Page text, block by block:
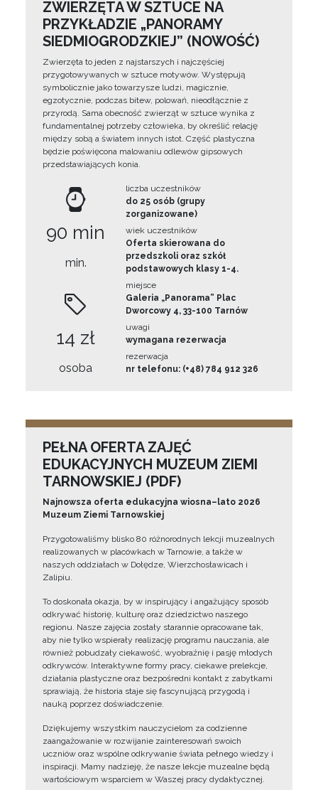
ZWIERZĘTA W SZTUCE NA
PRZYKŁADZIE „PANORAMY
SIEDMIOGRODZKIEJ” (NOWOŚĆ)
Zwierzęta to jeden z najstarszych i najczęściej
przygotowywanych w sztuce motywów. Występują
symbolicznie jako towarzysze ludzi, magicznie,
egzotycznie, podczas bitew, polowań, nieodłącznie z
przyrodą. Sama obecność zwierząt w sztuce wynika z
fundamentalnej potrzeby człowieka, by określić relację
między sobą a światem innych istot. Część plastyczna
będzie poświęcona malowaniu odlewów gipsowych
przedstawiających konia.
90 min
min.
14 zł
osoba
liczba uczestników
do 25 osób (grupy
zorganizowane)
wiek uczestników
Oferta skierowana do
przedszkoli oraz szkół
podstawowych klasy 1-4.
miejsce
Galeria „Panorama” Plac
Dworcowy 4, 33-100 Tarnów
uwagi
wymagana rezerwacja
rezerwacja
nr telefonu: (+48) 784 912 326
PEŁNA OFERTA ZAJĘĆ
EDUKACYJNYCH MUZEUM ZIEMI
TARNOWSKIEJ (PDF)
Najnowsza oferta edukacyjna wiosna–lato 2026
Muzeum Ziemi Tarnowskiej
Przygotowaliśmy blisko 80 różnorodnych lekcji muzealnych
realizowanych w placówkach w Tarnowie, a także w
naszych oddziałach w Dołędze, Wierzchosławicach i
Zalipiu.
To doskonała okazja, by w inspirujący i angażujący sposób
odkrywać historię, kulturę oraz dziedzictwo naszego
regionu. Nasze zajęcia zostały starannie opracowane tak,
aby nie tylko wspierały realizację programu nauczania, ale
również pobudzały ciekawość, wyobraźnię i pasję młodych
odkrywców. Interaktywne formy pracy, ciekawe prelekcje,
działania plastyczne oraz bezpośredni kontakt z zabytkami
sprawiają, że historia staje się fascynującą przygodą i
nauką poprzez doświadczenie.
Dziękujemy wszystkim nauczycielom za codzienne
zaangażowanie w rozwijanie zainteresowań swoich
uczniów oraz wspólne odkrywanie świata pełnego wiedzy i
inspiracji. Mamy nadzieję, że nasze lekcje muzealne będą
wartościowym wsparciem w Waszej pracy dydaktycznej.